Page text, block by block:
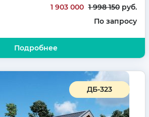
1 903 000 1 998 150руб.
По запросу
Подробнее
ДБ-323